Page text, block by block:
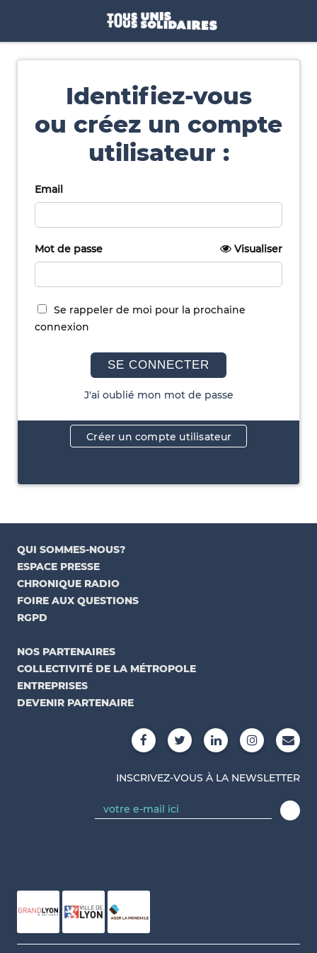
Identifiez-vous
ou créez un compte
utilisateur :
Email
Mot de passe Visualiser
Se rappeler de moi pour la prochaine
connexion
SE CONNECTER
J'ai oublié mon mot de passe
Créer un compte utilisateur
QUI SOMMES-NOUS?
ESPACE PRESSE
CHRONIQUE RADIO
FOIRE AUX QUESTIONS
RGPD
NOS PARTENAIRES
COLLECTIVITÉ DE LA MÉTROPOLE
ENTREPRISES
DEVENIR PARTENAIRE
INSCRIVEZ-VOUS À LA NEWSLETTER